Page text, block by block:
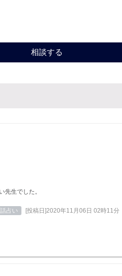
相談する
先生でした。
占い [投稿日]2020年11月06日 02時11分